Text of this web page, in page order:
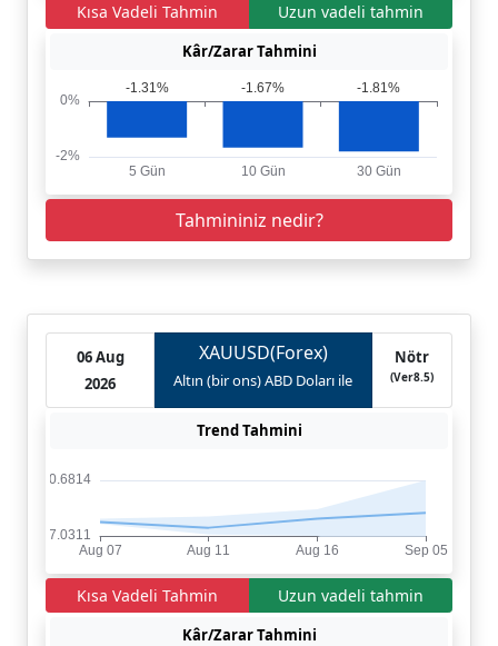
Kısa Vadeli Tahmin Uzun vadeli tahmin
Kâr/Zarar Tahmini
Tahmininiz nedir?
06 Aug
2026
XAUUSD(Forex)
Altın (bir ons) ABD Doları ile
Nötr
(Ver8.5)
Trend Tahmini
Kısa Vadeli Tahmin Uzun vadeli tahmin
Kâr/Zarar Tahmini